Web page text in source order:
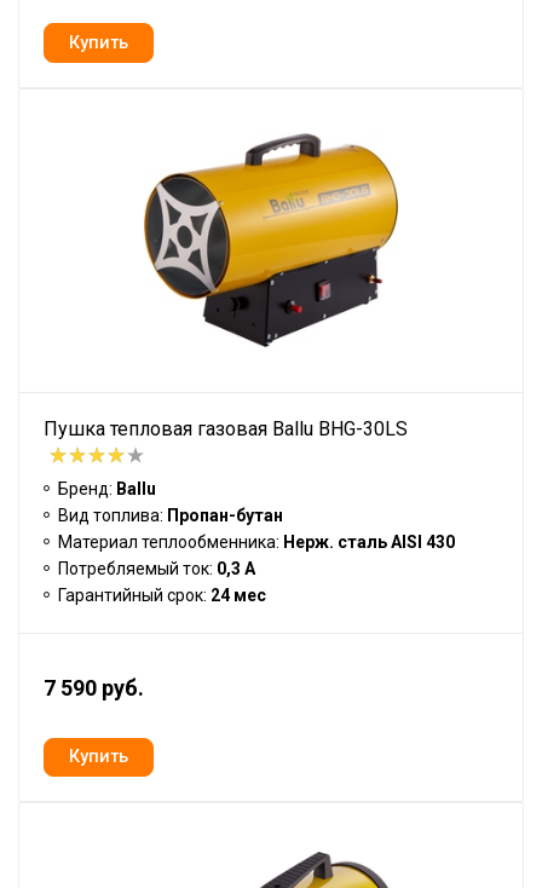
Пушка тепловая газовая Ballu BHG-30LS
Бренд: Ballu
Вид топлива: Пропан-бутан
Материал теплообменника: Нерж. сталь AISI 430
Потребляемый ток: 0,3 А
Гарантийный срок: 24 мес
7 590 руб.